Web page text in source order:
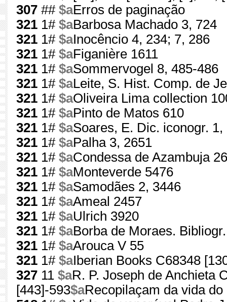
307 ## $aErros de paginação
321 1# $aBarbosa Machado 3, 724
321 1# $aInocêncio 4, 234; 7, 286
321 1# $aFiganière 1611
321 1# $aSommervogel 8, 485-486
321 1# $aLeite, S. Hist. Comp. de
321 1# $aOliveira Lima collection
321 1# $aPinto de Matos 610
321 1# $aSoares, E. Dic. iconogr. 1,
321 1# $aPalha 3, 2651
321 1# $aCondessa de Azambuja
321 1# $aMonteverde 5476
321 1# $aSamodães 2, 3446
321 1# $aAmeal 2457
321 1# $aUlrich 3920
321 1# $aBorba de Moraes.
321 1# $aArouca V 55
321 1# $aIberian Books C68348
327 11 $aR. P. Joseph de Anchieta
[443]-593$aRecopilaçam da vida